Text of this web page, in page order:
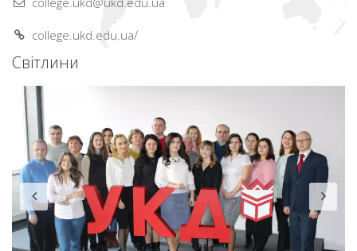
college.ukd.edu.ua/
Світлини